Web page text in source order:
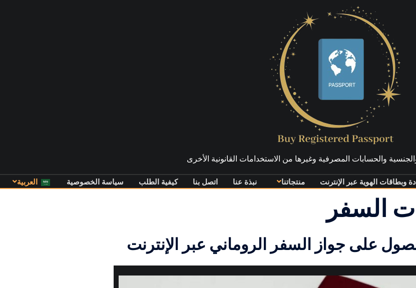
والحسابات المصرفية وغيرها من الاستخدامات القانونية الأخرى
الهوية عبر الإنترنت منتجاتنا نبذة عنا اتصل بنا كيفية الطلب سياسة الخصوصية العربية
السفر
على جواز السفر الروماني عبر الإنترنت